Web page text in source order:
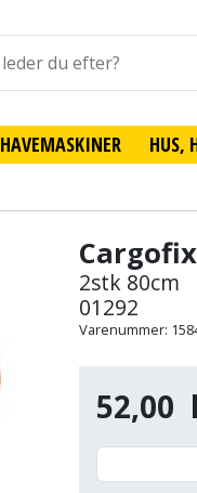
HAVEMASKINER HUS,
2stk 80cm
01292
Varenummer:
52,00